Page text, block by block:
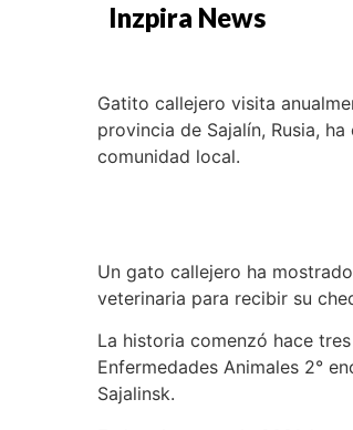
Inzpira News
Gatito callejero visita
provincia de Sajalín, Rusia,
comunidad local.
Un gato callejero ha
veterinaria para recibir su
La historia comenzó hace
Enfermedades Animales 2°
Sajalinsk.